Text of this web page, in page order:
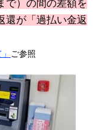
で）の間の差額を
還が「過払い金返
ご参照